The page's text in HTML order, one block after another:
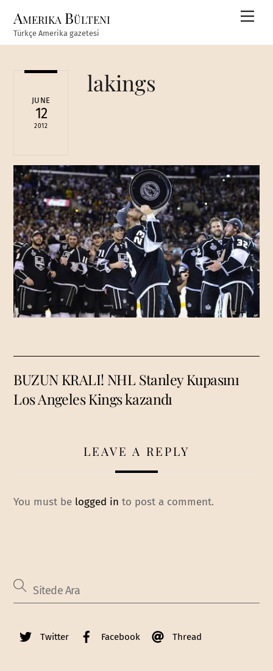
content
Amerika Bülteni
Türkçe Amerika gazetesi
JUNE
12
2012
lakings
BUZUN KRALI! NHL Stanley Kupasını
Los Angeles Kings kazandı
LEAVE A REPLY
You must be logged in to post a comment.
Twitter Facebook Thread